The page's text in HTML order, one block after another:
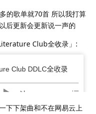
的歌单就70首 所以我打算
后更新会更新说一声的
Club全收录」:
下下架曲和不在网易云上